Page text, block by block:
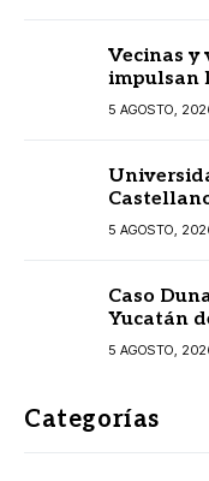
Vecinas y
impulsan
5 AGOSTO,
ingreso al
5 AGOSTO,
Caso
Yucatán
revisión
5 AGOSTO,
Categorías